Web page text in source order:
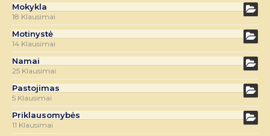
Mokykla
18 Klausimai
Motinystė
14 Klausimai
Namai
25 Klausimai
Pastojimas
5 Klausimai
Priklausomybės
11 Klausimai